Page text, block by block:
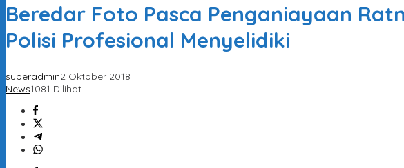
Beredar Foto Pasca Penganiayaan
Polisi Profesional Menyelidiki
superadmin2 Oktober 2018
News1081 Dilihat